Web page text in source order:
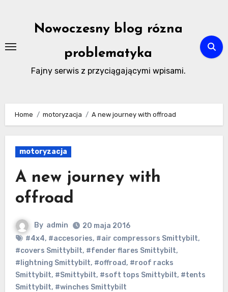
Nowoczesny blog rózna
problematyka
Fajny serwis z przyciągającymi wpisami.
Home motoryzacja A new journey with offroad
motoryzacja
A new journey with
offroad
By admin
20 maja 2016
#4x4, #accesories, #air compressors Smittybilt,
#covers Smittybilt, #fender flares Smittybilt,
#lightning Smittybilt, #offroad, #roof racks
Smittybilt, #Smittybilt, #soft tops Smittybilt, #tents
Smittybilt, #winches Smittybilt